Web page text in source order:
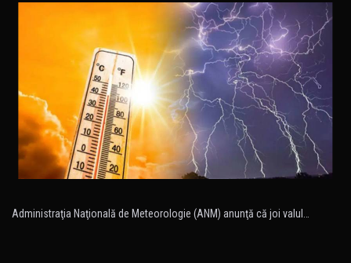
Administraţia Naţională de Meteorologie (ANM) anunţă că joi valul…